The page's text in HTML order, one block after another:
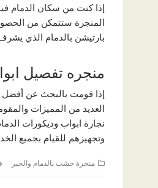
إذا كنت من سكان الدمام
المنجرة ستتمكن من
بارتيشن بالدمام الذي
منجره تفصيل
إذا قومت بالبحث عن أفضل
العديد من المميزات
نجارة ابواب وديكورات
وتجهيزهم للقيام بجميع
منجرة خشب بالدمام والخبر